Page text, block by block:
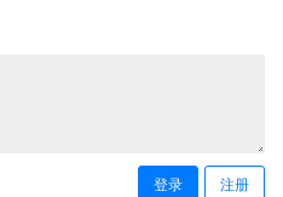
登录 注册